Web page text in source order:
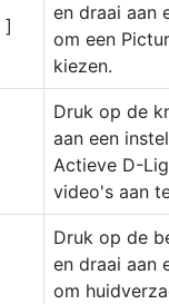
]
en draai aan
om een
kiezen.
Druk op de
aan een
Actieve D-
video's aan
Druk op de
en draai aan
om